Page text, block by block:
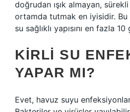
doğrudan ışık almayan,
ortamda tutmak en iyisidir. Bu
su sağlıklı yapısını en fazla
KIRLI SU
YAPAR MI?
Evet, havuz suyu